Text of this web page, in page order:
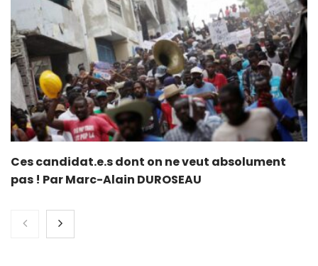
Ces candidat.e.s dont on ne veut absolument
pas ! Par Marc-Alain DUROSEAU